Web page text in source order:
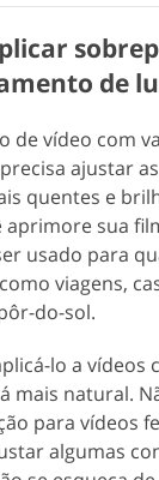
de
de vídeo com
ajustar
quentes e
sua
usado para
viagens,
do-sol.
lo a vídeos
mais natural.
para vídeos
algumas